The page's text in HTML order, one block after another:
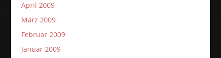
April 2009
März 2009
Februar 2009
Januar 2009